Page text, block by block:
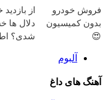
خریدار
فروش خودرو
بدون کمیسیون
😍
از
دلال ها
شدی؟
آلبوم
آهنگ های داغ